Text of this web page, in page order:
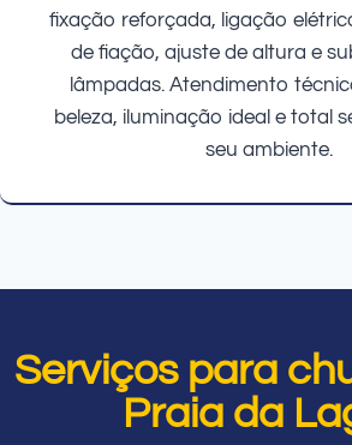
fixação reforçada, ligação
de fiação, ajuste de altura e
lâmpadas. Atendimento
beleza, iluminação ideal e total
seu ambiente.
Serviços para
Praia da